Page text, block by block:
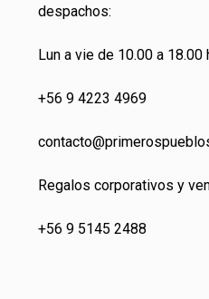
despachos:
Lun a vie de 10.00 a 18.00
+56 9 4223 4969
contacto@primeros
Regalos corporativos y
+56 9 5145 2488